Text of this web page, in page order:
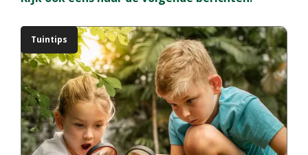
Tuintips